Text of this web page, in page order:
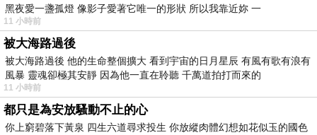
黑夜愛一盞孤燈 像影子愛著它唯一的形狀 所以我靠近妳 一
11 小時前
被大海路過後
被大海路過後 他的生命整個擴大 看到宇宙的日月星辰 有風有歌有浪有
風暴 靈魂卻極其安靜 因為他一直在聆聽 千萬道拍打而來的
11 小時前
都只是為安放騷動不止的心
你上窮碧落下黃泉 四生六道尋求投生 你放縱肉體幻想如花似玉的國色